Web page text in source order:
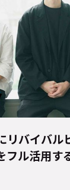
リバイバル
フル活用